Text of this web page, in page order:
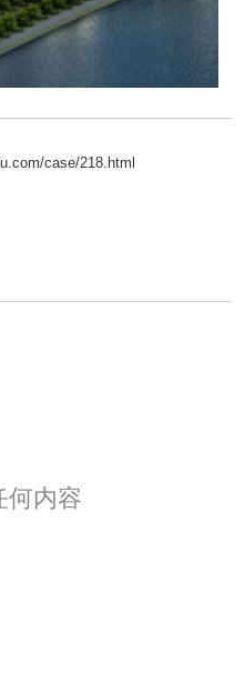
case/218.html
何内容